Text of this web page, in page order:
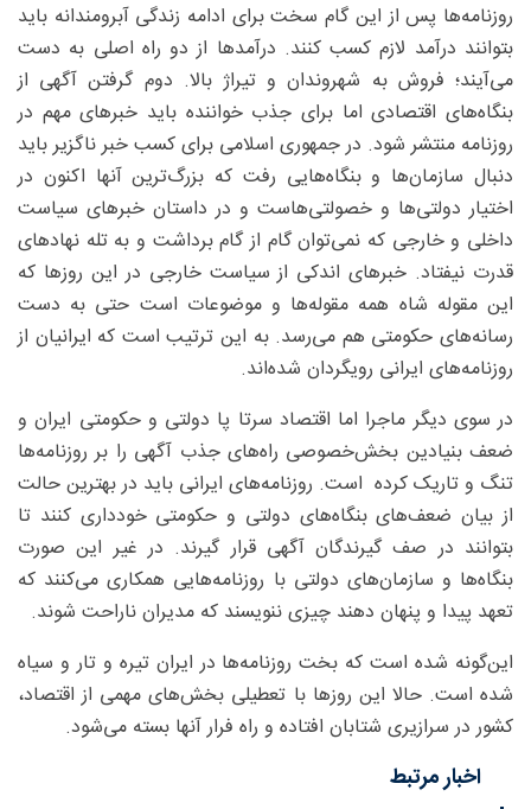
روزنامه‌ها پس از این گام سخت برای ادامه زندگی آبرومندانه باید
بتوانند درآمد لازم کسب کنند. درآمدها از دو راه اصلی به دست
می‌آیند؛ فروش به شهروندان و تیراژ بالا‌. دوم گرفتن آگهی از
بنگاه‌های اقتصادی‌ اما برای جذب خواننده باید خبرهای مهم در
روزنامه منتشر شود. در جمهوری اسلامی برای کسب خبر ناگزیر باید
دنبال سازمان‌ها و بنگاه‌هایی رفت که بزرگ‌ترین آنها اکنون در
اختیار دولتی‌ها و خصولتی‌هاست و در داستان خبرهای سیاست
داخلی و خارجی که نمی‌توان گام از گام برداشت و به تله نهادهای
قدرت نیفتاد. خبرهای اندکی از سیاست خارجی در این روزها که
این مقوله شاه همه مقوله‌ها و موضوعات است حتی به دست
رسانه‌های حکومتی هم می‌رسد. به این ترتیب است که ایرانیان از
روزنامه‌های ایرانی رویگردان شده‌اند.
در سوی دیگر ماجرا اما اقتصاد سرتا پا دولتی و حکومتی ایران و
ضعف بنیادین بخش‌خصوصی راه‌های جذب آگهی را بر روزنامه‌ها
تنگ و تاریک کرده است. روزنامه‌های ایرانی باید در بهترین حالت
از بیان ضعف‌های بنگاه‌های دولتی و حکومتی خودداری کنند تا
بتوانند در صف گیرندگان آگهی قرار گیرند. در غیر این صورت
بنگاه‌ها و سازمان‌های دولتی با روزنامه‌هایی همکاری می‌کنند که
تعهد پیدا و پنهان دهند چیزی ننویسند که مدیران ناراحت شوند.
این‌گونه شده است که بخت روزنامه‌ها در ایران تیره و تار و سیاه
شده است‌. حالا این روزها با تعطیلی بخش‌های مهمی از اقتصاد،
کشور در سرازیری شتابان افتاده و راه فرار آنها بسته می‌شود.
اخبار مرتبط